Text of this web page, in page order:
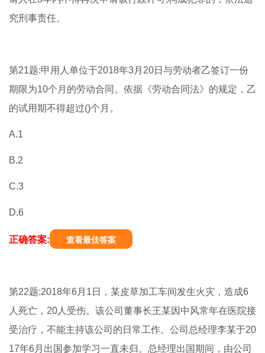
究刑事责任。
第21题:甲用人单位于2018年3月20日与劳动者乙签订一份
期限为10个月的劳动合同。依据《劳动合同法》的规定，乙
的试用期不得超过()个月。
A.1
B.2
C.3
D.6
正确答案: 查看最佳答案
第22题:2018年6月1日，某皮草加工车间发生火灾，造成6
人死亡，20人受伤。该公司董事长王某因中风常年在医院接
受治疗，不能主持该公司的日常工作。公司总经理李某于20
17年6月出国参加学习一直未归。总经理出国期间，由公司